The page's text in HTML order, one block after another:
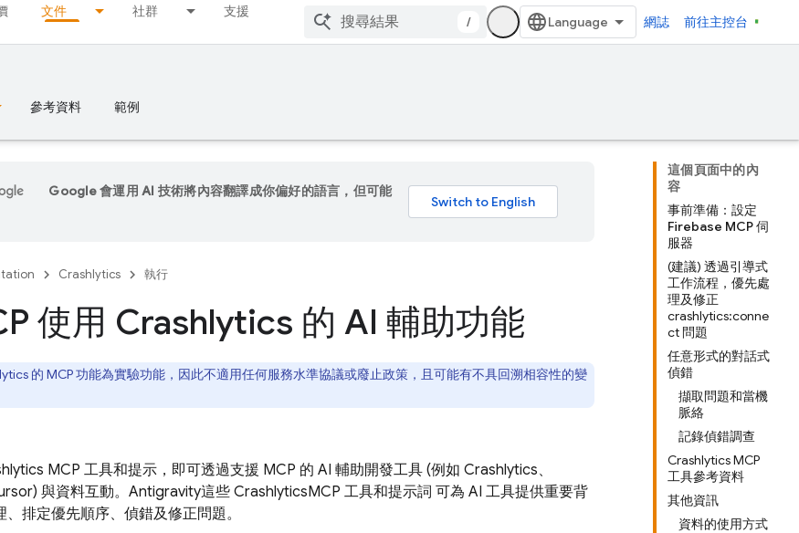
文件 社群 支援
/ 網誌 前往主控台
參考資料 範例
這個頁面中的內
容
事前準備：設定
Firebase MCP 伺
服器
(建議) 透過引導式
工作流程，優先處
理及修正
crashlytics:conne
ct 問題
任意形式的對話式
偵錯
擷取問題和當機
脈絡
記錄偵錯調查
Crashlytics MCP
工具參考資料
其他資訊
資料的使用方式
Google 會運用 AI 技術將內容翻譯成你偏好的語言，但可能
Crashlytics 執行
使用 Crashlytics 的 AI 輔助功能
的 MCP 功能為實驗功能，因此不適用任何服務水準協議或廢止政策，且可能有不具回溯相容性的變
MCP 工具和提示，即可透過支援 MCP 的 AI 輔助開發工具 (例如 Crashlytics、
與資料互動。 Antigravity這些 CrashlyticsMCP 工具和提示詞 可為 AI 工具提供重要背
排定優先順序、偵錯及修正問題。